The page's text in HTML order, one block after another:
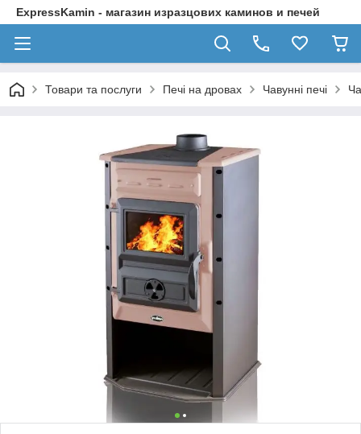
ExpressKamin - магазин изразцових каминов и печей
Товари та послуги Печі на дровах Чавунні печі